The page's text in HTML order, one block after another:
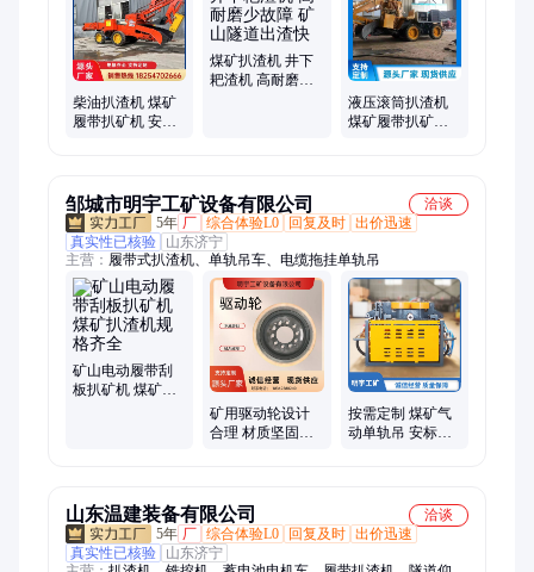
柴油扒渣机 煤矿
履带扒矿机 安全
煤矿扒渣机 井下
耙渣机 高耐磨少
液压滚筒扒渣机
煤矿履带扒矿机
邹城市明宇工矿设备有限公司
洽谈
5年 厂 综合体验L0 回复及时 出价迅速
真实性已核验
山东济宁
主营： 履带式扒渣机、单轨吊车、电缆拖挂单轨吊
矿山电动履带刮
板扒矿机 煤矿扒
矿用驱动轮设计
合理 材质坚固耐
按需定制 煤矿气
动单轨吊 安标证
山东温建装备有限公司
洽谈
5年 厂 综合体验L0 回复及时 出价迅速
真实性已核验
山东济宁